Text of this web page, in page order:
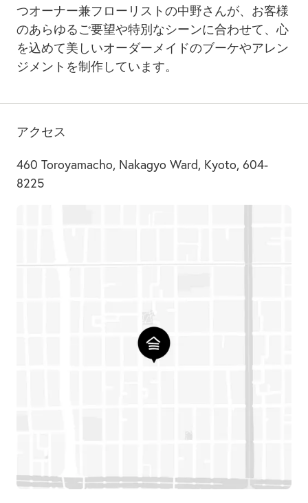
つオーナー兼フローリストの中野さんが、お客様
のあらゆるご要望や特別なシーンに合わせて、心
を込めて美しいオーダーメイドのブーケやアレン
ジメントを制作しています。
アクセス
460 Toroyamacho, Nakagyo Ward, Kyoto, 604-
8225